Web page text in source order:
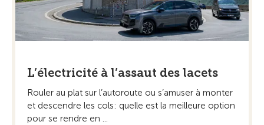
L’électricité à l’assaut des lacets
Rouler au plat sur l’autoroute ou s’amuser à monter
et descendre les cols: quelle est la meilleure option
pour se rendre en ...